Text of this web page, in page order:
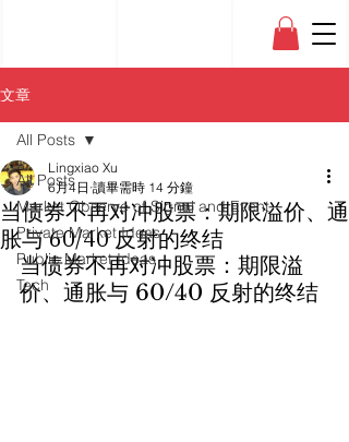
文章
All Posts
Market Observe of Signal and Event
Private Market Ideas
Public Market Ideas
Tech
All Posts
当债券不再对冲股票：期限溢价、通
胀与 60/40 反射的终结
Lingxiao Xu
6月4日 讀畢需時 14 分鐘
当债券不再对冲股票：期限溢
价、通胀与 60/40 反射的终结